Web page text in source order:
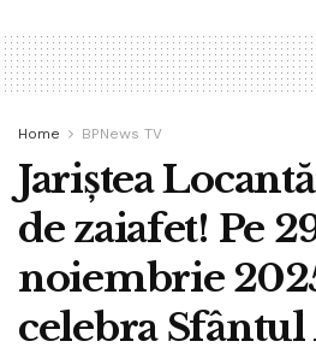
Home BPNews TV
Jariștea
de zaiafet! Pe
noiembrie
celebra